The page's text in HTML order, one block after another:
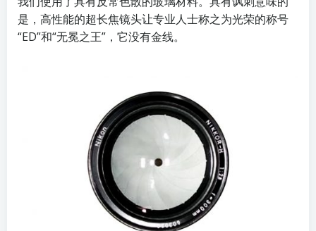
是，高性能的超长焦镜头让专业人士称之为光荣的称号
“ED”和“无冕之王”，它没有金线。